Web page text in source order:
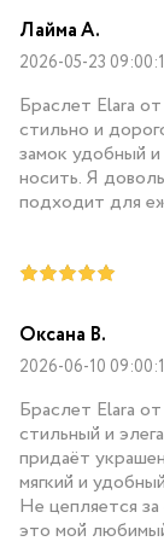
Лайма А.
2026-05-23
Браслет Elara
стильно и
замок удобный
носить. Я
подходит для
Оксана В.
2026-06-10
Браслет Elara
стильный и
придаёт
мягкий и
Не цепляется
это мой